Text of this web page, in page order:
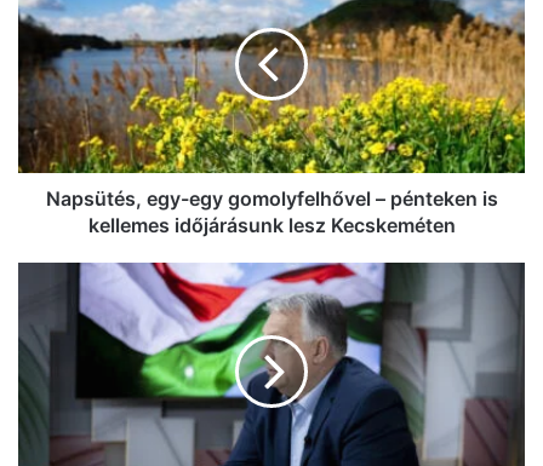
egy
gomolyfelhővel
pénteken
is
kellemes
időjárásunk
Kecskeméten
Napsütés, egy-egy gomolyfelhővel – pénteken is
kellemes időjárásunk lesz Kecskeméten
Otthon
Start
nem
lövi
majd